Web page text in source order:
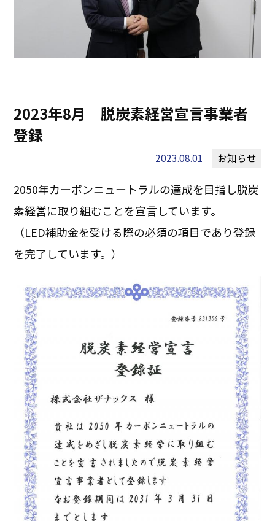
2023年8月 脱炭素経営宣言事業者
登録
2023.08.01 お知らせ
2050年カーボンニュートラルの達成を目指し脱炭
素経営に取り組むことを宣言しています。
（LED補助金を受ける際の必須の項目であり登録
を完了しています。）